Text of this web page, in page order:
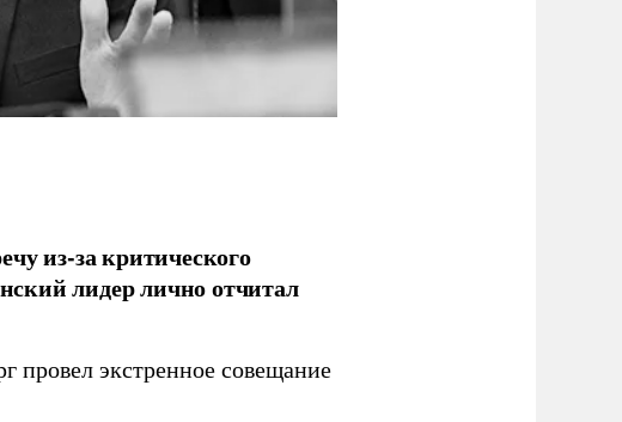
из-за критического
лидер лично отчитал
экстренное совещание